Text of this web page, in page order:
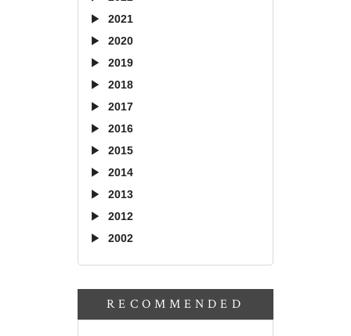
2021
2020
2019
2018
2017
2016
2015
2014
2013
2012
2002
RECOMMENDED